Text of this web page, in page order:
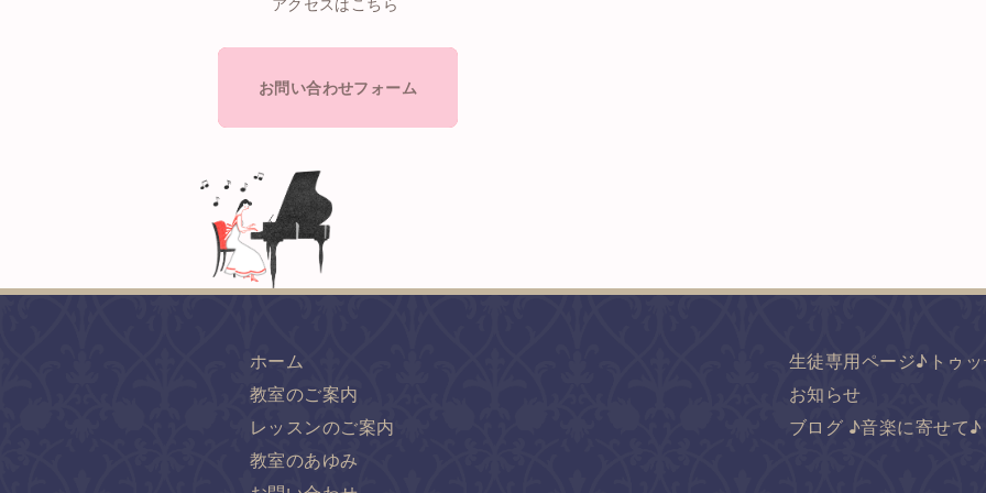
お問い合わせフォーム
ホーム
教室のご案内
レッスンのご案内
教室のあゆみ
生徒専用ページ♪トゥ
お知らせ
ブログ ♪音楽に寄せて♪